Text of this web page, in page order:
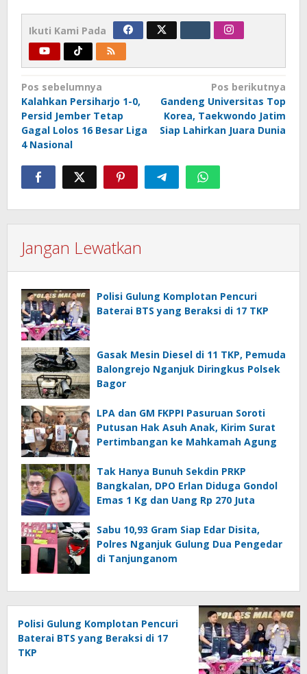
Ikuti Kami Pada
Navigasi
pos
Pos sebelumnya
Kalahkan Persiharjo 1-0,
Persid Jember Tetap
Gagal Lolos 16 Besar Liga
4 Nasional
Pos berikutnya
Gandeng Universitas Top
Korea, Taekwondo Jatim
Siap Lahirkan Juara Dunia
Jangan Lewatkan
Polisi Gulung Komplotan Pencuri
Baterai BTS yang Beraksi di 17 TKP
Gasak Mesin Diesel di 11 TKP, Pemuda
Balongrejo Nganjuk Diringkus Polsek
Bagor
LPA dan GM FKPPI Pasuruan Soroti
Putusan Hak Asuh Anak, Kirim Surat
Pertimbangan ke Mahkamah Agung
Tak Hanya Bunuh Sekdin PRKP
Bangkalan, DPO Erlan Diduga Gondol
Emas 1 Kg dan Uang Rp 270 Juta
Sabu 10,93 Gram Siap Edar Disita,
Polres Nganjuk Gulung Dua Pengedar
di Tanjunganom
Polisi Gulung Komplotan Pencuri
Baterai BTS yang Beraksi di 17
TKP